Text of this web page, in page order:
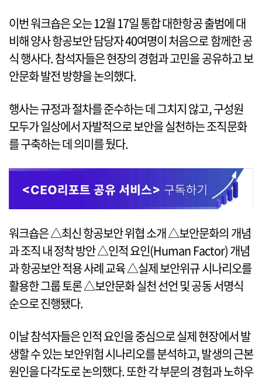
이번 워크숍은 오는 12월 17일 통합 대한항공 출범에 대
비해 양사 항공보안 담당자 40여명이 처음으로 함께한 공
식 행사다. 참석자들은 현장의 경험과 고민을 공유하고 보
안문화 발전 방향을 논의했다.
행사는 규정과 절차를 준수하는 데 그치지 않고, 구성원
모두가 일상에서 자발적으로 보안을 실천하는 조직문화
를 구축하는 데 의미를 뒀다.
워크숍은 △최신 항공보안 위협 소개 △보안문화의 개념
과 조직 내 정착 방안 △인적 요인(Human Factor) 개념
과 항공보안 적용 사례 교육 △실제 보안위규 시나리오를
활용한 그룹 토론 △보안문화 실천 선언 및 공동 서명식
순으로 진행됐다.
이날 참석자들은 인적 요인을 중심으로 실제 현장에서 발
생할 수 있는 보안위험 시나리오를 분석하고, 발생의 근본
원인을 다각도로 논의했다. 또한 각 부문의 경험과 노하우